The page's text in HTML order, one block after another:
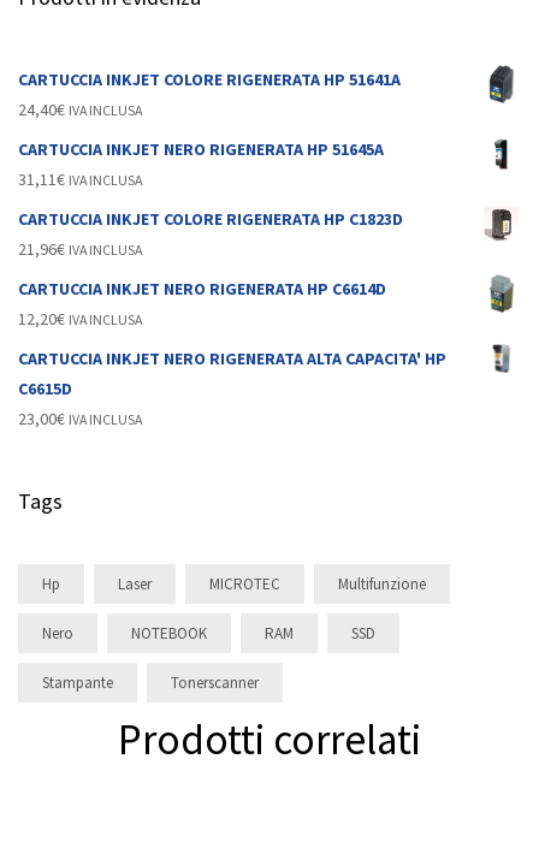
CARTUCCIA INKJET COLORE RIGENERATA HP 51641A
24,40€ IVA INCLUSA
CARTUCCIA INKJET NERO RIGENERATA HP 51645A
31,11€ IVA INCLUSA
CARTUCCIA INKJET COLORE RIGENERATA HP C1823D
21,96€ IVA INCLUSA
CARTUCCIA INKJET NERO RIGENERATA HP C6614D
12,20€ IVA INCLUSA
CARTUCCIA INKJET NERO RIGENERATA ALTA CAPACITA' HP
C6615D
23,00€ IVA INCLUSA
Tags
Hp Laser MICROTEC Multifunzione
Nero NOTEBOOK RAM SSD
Stampante Tonerscanner
Prodotti correlati